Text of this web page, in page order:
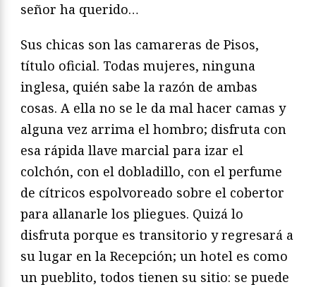
señor ha querido…
Sus chicas son las camareras de Pisos,
título oficial. Todas mujeres, ninguna
inglesa, quién sabe la razón de ambas
cosas. A ella no se le da mal hacer camas y
alguna vez arrima el hombro; disfruta con
esa rápida llave marcial para izar el
colchón, con el dobladillo, con el perfume
de cítricos espolvoreado sobre el cobertor
para allanarle los pliegues. Quizá lo
disfruta porque es transitorio y regresará a
su lugar en la Recepción; un hotel es como
un pueblito, todos tienen su sitio: se puede